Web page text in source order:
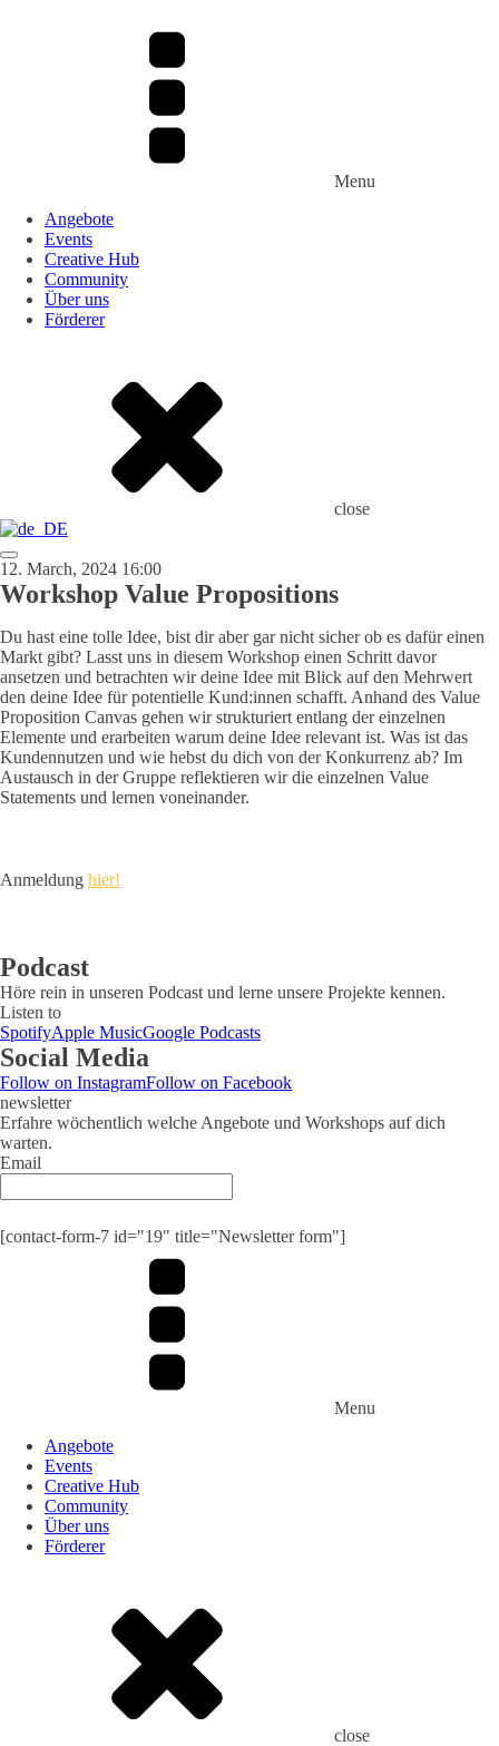
Menu
Angebote
Events
Creative Hub
Community
Über uns
Förderer
close
12. March, 2024 16:00
Workshop Value Propositions
Du hast eine tolle Idee, bist dir aber gar nicht sicher ob es dafür einen
Markt gibt? Lasst uns in diesem Workshop einen Schritt davor
ansetzen und betrachten wir deine Idee mit Blick auf den Mehrwert
den deine Idee für potentielle Kund:innen schafft. Anhand des Value
Proposition Canvas gehen wir strukturiert entlang der einzelnen
Elemente und erarbeiten warum deine Idee relevant ist. Was ist das
Kundennutzen und wie hebst du dich von der Konkurrenz ab? Im
Austausch in der Gruppe reflektieren wir die einzelnen Value
Statements und lernen voneinander.
Anmeldung hier!
Podcast
Höre rein in unseren Podcast und lerne unsere Projekte kennen.
Listen to
SpotifyApple MusicGoogle Podcasts
Social Media
Follow on InstagramFollow on Facebook
newsletter
Erfahre wöchentlich welche Angebote und Workshops auf dich
warten.
Email
[contact-form-7 id="19" title="Newsletter form"]
Menu
Angebote
Events
Creative Hub
Community
Über uns
Förderer
close